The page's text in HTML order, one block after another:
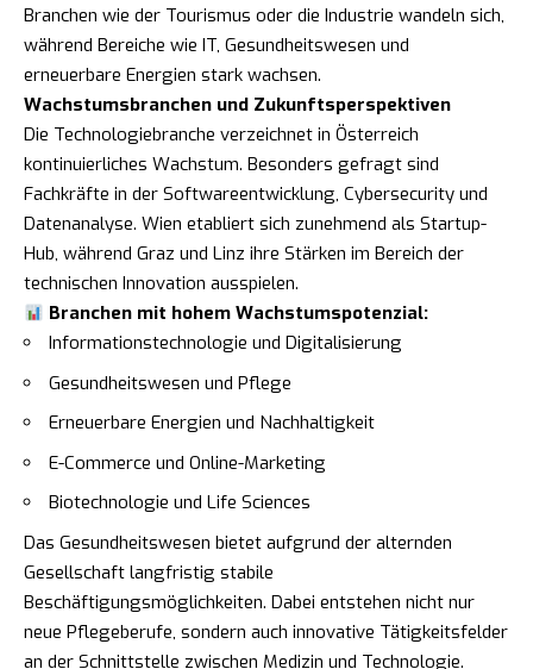
Branchen wie der Tourismus oder die Industrie wandeln sich,
während Bereiche wie IT, Gesundheitswesen und
erneuerbare Energien stark wachsen.
Wachstumsbranchen und Zukunftsperspektiven
Die Technologiebranche verzeichnet in Österreich
kontinuierliches Wachstum. Besonders gefragt sind
Fachkräfte in der Softwareentwicklung, Cybersecurity und
Datenanalyse. Wien etabliert sich zunehmend als Startup-
Hub, während Graz und Linz ihre Stärken im Bereich der
technischen Innovation ausspielen.
Branchen mit hohem Wachstumspotenzial:
Informationstechnologie und Digitalisierung
Gesundheitswesen und Pflege
Erneuerbare Energien und Nachhaltigkeit
E-Commerce und Online-Marketing
Biotechnologie und Life Sciences
Das Gesundheitswesen bietet aufgrund der alternden
Gesellschaft langfristig stabile
Beschäftigungsmöglichkeiten. Dabei entstehen nicht nur
neue Pflegeberufe, sondern auch innovative Tätigkeitsfelder
an der Schnittstelle zwischen Medizin und Technologie.